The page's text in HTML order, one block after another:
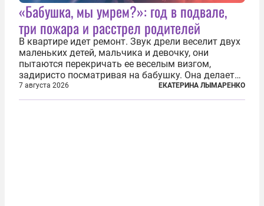
«Бабушка, мы умрем?»: год в подвале,
три пожара и расстрел родителей
В квартире идет ремонт. Звук дрели веселит двух
маленьких детей, мальчика и девочку, они
пытаются перекричать ее веселым визгом,
задиристо посматривая на бабушку. Она делает
им замечание, но внуки чувствуют, что она
сердится невсерьез. И это правда: дрель, конечно,
7 августа 2026 ЕКАТЕРИНА ЛЫМАРЕНКО